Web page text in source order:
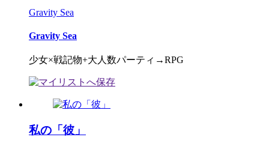
Gravity Sea
Gravity Sea
少女×戦記物+大人数パーティ→RPG
私の「彼」